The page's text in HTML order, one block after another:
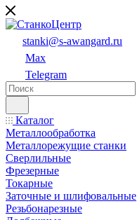
stanki@s-awangard.ru
Max
Telegram
Каталог
Металлообработка
Металлорежущие станки
Сверлильные
Фрезерные
Токарные
Заточные и шлифовальные
Резьбонарезные